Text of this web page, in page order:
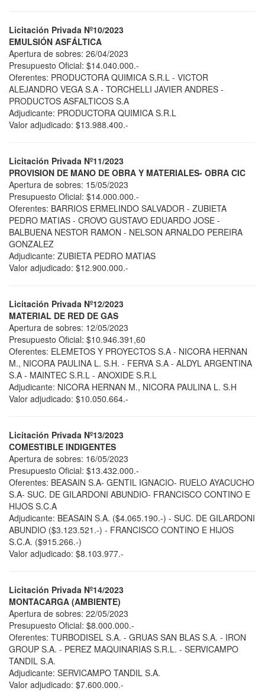
Licitación Privada Nº10/2023
EMULSIÓN ASFÁLTICA
Apertura de sobres: 26/04/2023
Presupuesto Oficial: $14.040.000.-
Oferentes: PRODUCTORA QUIMICA S.R.L - VICTOR
ALEJANDRO VEGA S.A - TORCHELLI JAVIER ANDRES -
PRODUCTOS ASFALTICOS S.A
Adjudicante: PRODUCTORA QUIMICA S.R.L
Valor adjudicado: $13.988.400.-
Licitación Privada Nº11/2023
PROVISION DE MANO DE OBRA Y MATERIALES- OBRA CIC
Apertura de sobres: 15/05/2023
Presupuesto Oficial: $14.000.000.-
Oferentes: BARRIOS ERMELINDO SALVADOR - ZUBIETA
PEDRO MATIAS - CROVO GUSTAVO EDUARDO JOSE -
BALBUENA NESTOR RAMON - NELSON ARNALDO PEREIRA
GONZALEZ
Adjudicante: ZUBIETA PEDRO MATIAS
Valor adjudicado: $12.900.000.-
Licitación Privada Nº12/2023
MATERIAL DE RED DE GAS
Apertura de sobres: 12/05/2023
Presupuesto Oficial: $10.946.391,60
Oferentes: ELEMETOS Y PROYECTOS S.A - NICORA HERNAN
M., NICORA PAULINA L. S.H. - FERVA S.A - ALDYL ARGENTINA
S.A - MAINTEC S.R.L - ANOXIDE S.R.L
Adjudicante: NICORA HERNAN M., NICORA PAULINA L. S.H
Valor adjudicado: $10.050.664.-
Licitación Privada Nº13/2023
COMESTIBLE INDIGENTES
Apertura de sobres: 16/05/2023
Presupuesto Oficial: $13.432.000.-
Oferentes: BEASAIN S.A- GENTIL IGNACIO- RUELO AYACUCHO
S.A- SUC. DE GILARDONI ABUNDIO- FRANCISCO CONTINO E
HIJOS S.C.A
Adjudicante: BEASAIN S.A. ($4.065.190.-) - SUC. DE GILARDONI
ABUNDIO ($3.123.521.-) - FRANCISCO CONTINO E HIJOS
S.C.A. ($915.266.-)
Valor adjudicado: $8.103.977.-
Licitación Privada Nº14/2023
MONTACARGA (AMBIENTE)
Apertura de sobres: 22/05/2023
Presupuesto Oficial: $8.000.000.-
Oferentes: TURBODISEL S.A. - GRUAS SAN BLAS S.A. - IRON
GROUP S.A. - PEREZ MAQUINARIAS S.R.L. - SERVICAMPO
TANDIL S.A.
Adjudicante: SERVICAMPO TANDIL S.A.
Valor adjudicado: $7.600.000.-